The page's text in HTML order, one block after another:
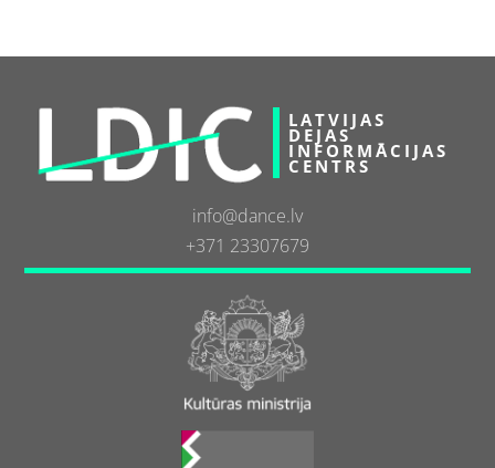
LATVIJAS
DEJAS
INFORMĀCIJAS
CENTRS
info@dance.lv
+371 23307679